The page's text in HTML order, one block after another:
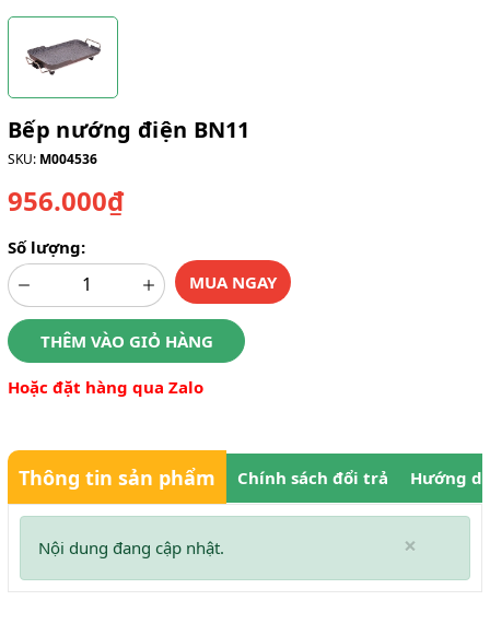
Bếp nướng điện BN11
SKU: M004536
956.000₫
Số lượng:
MUA NGAY
THÊM VÀO GIỎ HÀNG
Hoặc đặt hàng qua Zalo
Thông tin sản phẩm Chính sách đổi trả Hướng
×
Nội dung đang cập nhật.